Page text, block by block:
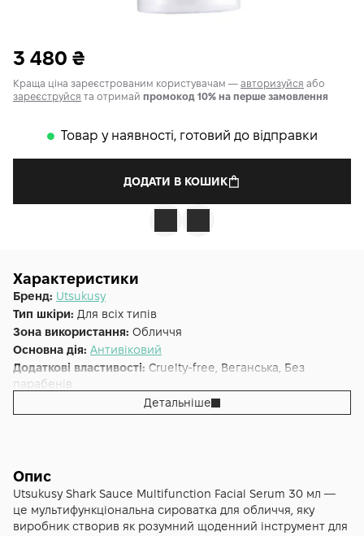
3 480 ₴
Краща ціна зареєстрованим користувачам — авторизуйся або
зареєструйся та отримай промокод 10% на перше замовлення
𒊹 Товар у наявності, готовий до відправки
ДОДАТИ В КОШИК
Характеристики
Бренд: Utsukusy
Тип шкіри: Для всіх типів
Зона використання: Обличчя
Основна дія: Антивіковий
Додаткові властивості: Cruelty-free, Веганська, Без
парабенів
СироваткаДетальніше
Опис
Utsukusy Shark Sauce Multifunction Facial Serum 30 мл —
це мультифункціональна сироватка для обличчя, яку
виробник створив як розумний щоденний інструмент для